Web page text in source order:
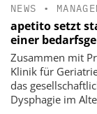
NEWS •
apetito setzt
einer
Zusammen mit
Klinik für
das
Dysphagie im